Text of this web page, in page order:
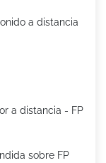
a distancia
a distancia - FP
sobre FP